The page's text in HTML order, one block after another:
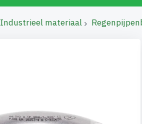
Industrieel materiaal